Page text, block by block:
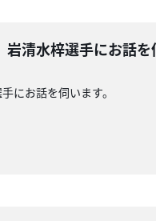
清水梓選手にお話を
にお話を伺います。